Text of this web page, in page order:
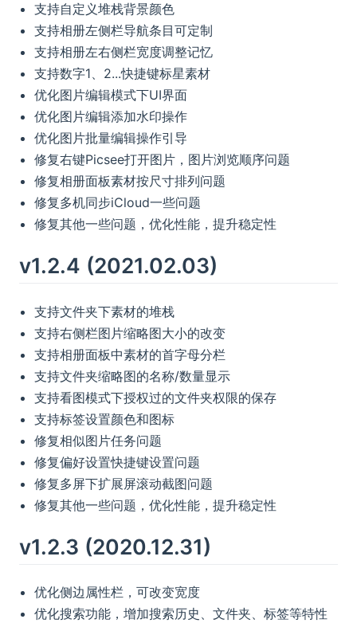
支持自定义堆栈背景颜色
支持相册左侧栏导航条目可定制
支持相册左右侧栏宽度调整记忆
支持数字1、2...快捷键标星素材
优化图片编辑模式下UI界面
优化图片编辑添加水印操作
优化图片批量编辑操作引导
修复右键Picsee打开图片，图片浏览顺序问题
修复相册面板素材按尺寸排列问题
修复多机同步iCloud一些问题
修复其他一些问题，优化性能，提升稳定性
v1.2.4 (2021.02.03)
支持文件夹下素材的堆栈
支持右侧栏图片缩略图大小的改变
支持相册面板中素材的首字母分栏
支持文件夹缩略图的名称/数量显示
支持看图模式下授权过的文件夹权限的保存
支持标签设置颜色和图标
修复相似图片任务问题
修复偏好设置快捷键设置问题
修复多屏下扩展屏滚动截图问题
修复其他一些问题，优化性能，提升稳定性
v1.2.3 (2020.12.31)
优化侧边属性栏，可改变宽度
优化搜索功能，增加搜索历史、文件夹、标签等特性